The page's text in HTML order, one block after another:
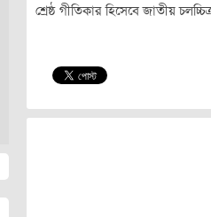
শ্রেষ্ঠ গীতিকার হিসেবে জাতীয়